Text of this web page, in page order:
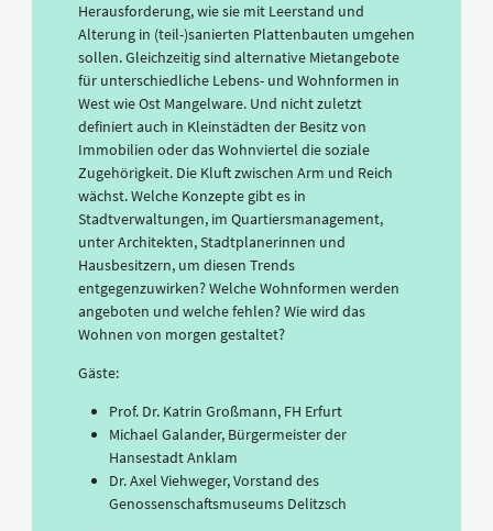
Herausforderung, wie sie mit Leerstand und
Alterung in (teil-)sanierten Plattenbauten umgehen
sollen. Gleichzeitig sind alternative Mietangebote
für unterschiedliche Lebens- und Wohnformen in
West wie Ost Mangelware. Und nicht zuletzt
definiert auch in Kleinstädten der Besitz von
Immobilien oder das Wohnviertel die soziale
Zugehörigkeit. Die Kluft zwischen Arm und Reich
wächst. Welche Konzepte gibt es in
Stadtverwaltungen, im Quartiersmanagement,
unter Architekten, Stadtplanerinnen und
Hausbesitzern, um diesen Trends
entgegenzuwirken? Welche Wohnformen werden
angeboten und welche fehlen? Wie wird das
Wohnen von morgen gestaltet?
Gäste:
Prof. Dr. Katrin Großmann, FH Erfurt
Michael Galander, Bürgermeister der
Hansestadt Anklam
Dr. Axel Viehweger, Vorstand des
Genossenschaftsmuseums Delitzsch